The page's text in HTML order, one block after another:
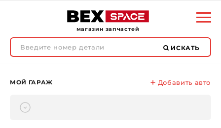
магазин запчастей
ИСКАТЬ
МОЙ ГАРАЖ Добавить авто